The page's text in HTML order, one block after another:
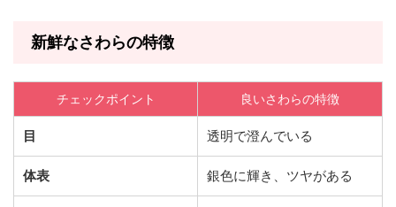
新鮮なさわらの特徴
チェックポイント 良いさわらの特徴
目 透明で澄んでいる
体表 銀色に輝き、ツヤがある